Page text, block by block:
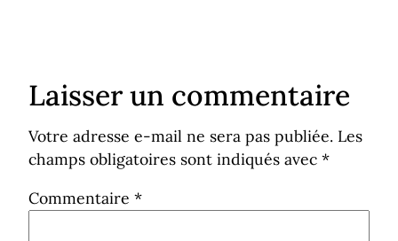
Laisser un commentaire
Votre adresse e-mail ne sera pas publiée. Les
champs obligatoires sont indiqués avec *
Commentaire *